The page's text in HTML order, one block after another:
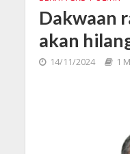
Dakwaan
akan
14/11/2024 1